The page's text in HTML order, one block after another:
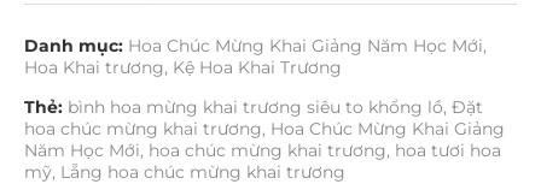
Danh mục: Hoa Chúc Mừng Khai Giảng Năm Học Mới,
Hoa Khai trương, Kệ Hoa Khai Trương
Thẻ: bình hoa mừng khai trương siêu to khổng lồ, Đặt
hoa chúc mừng khai trương, Hoa Chúc Mừng Khai Giảng
Năm Học Mới, hoa chúc mừng khai trương, hoa tươi hoa
mỹ, Lẵng hoa chúc mừng khai trương